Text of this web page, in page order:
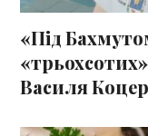
«Під
Василя